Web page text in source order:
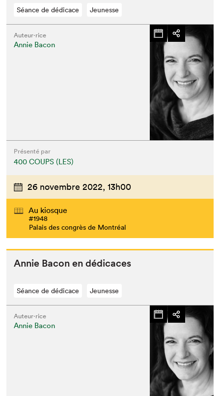
Séance de dédicace Jeunesse
Auteur·rice
Annie Bacon
Présenté par
400 COUPS (LES)
26 novembre 2022, 13h00
Au kiosque
#1948
Palais des congrès de Montréal
Annie Bacon en dédicaces
Séance de dédicace Jeunesse
Auteur·rice
Annie Bacon